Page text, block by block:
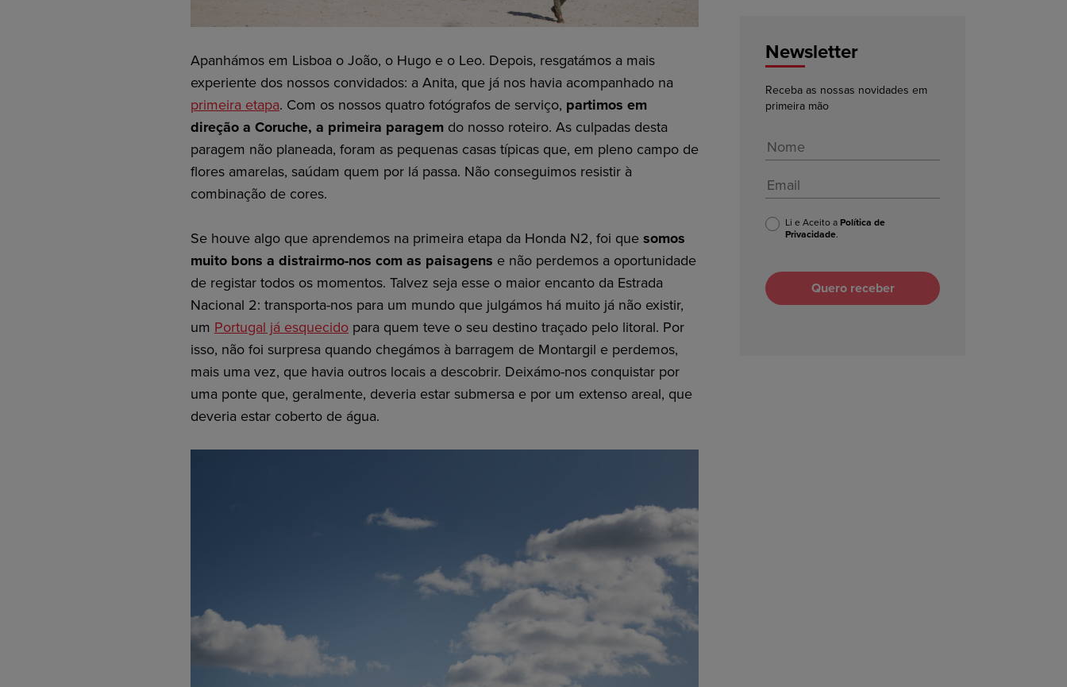
Apanhámos em Lisboa o João, o Hugo e o Leo. Depois, resgatámos a mais
experiente dos nossos convidados: a Anita, que já nos havia acompanhado na
primeira etapa. Com os nossos quatro fotógrafos de serviço, partimos em
direção a Coruche, a primeira paragem do nosso roteiro. As culpadas desta
paragem não planeada, foram as pequenas casas típicas que, em pleno campo de
flores amarelas, saúdam quem por lá passa. Não conseguimos resistir à
combinação de cores.
Se houve algo que aprendemos na primeira etapa da Honda N2, foi que somos
muito bons a distrairmo-nos com as paisagens e não perdemos a oportunidade
de registar todos os momentos. Talvez seja esse o maior encanto da Estrada
Nacional 2: transporta-nos para um mundo que julgámos há muito já não existir,
um Portugal já esquecido para quem teve o seu destino traçado pelo litoral. Por
isso, não foi surpresa quando chegámos à barragem de Montargil e perdemos,
mais uma vez, que havia outros locais a descobrir. Deixámo-nos conquistar por
uma ponte que, geralmente, deveria estar submersa e por um extenso areal, que
deveria estar coberto de água.
Newsletter
Receba as nossas novidades em
primeira mão
Li e Aceito a Política de
Privacidade.